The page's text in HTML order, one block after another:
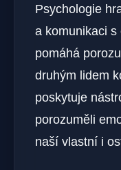
Psychologie
a komunikaci s
pomáhá
druhým lidem
poskytuje
porozuměli
naší vlastní i